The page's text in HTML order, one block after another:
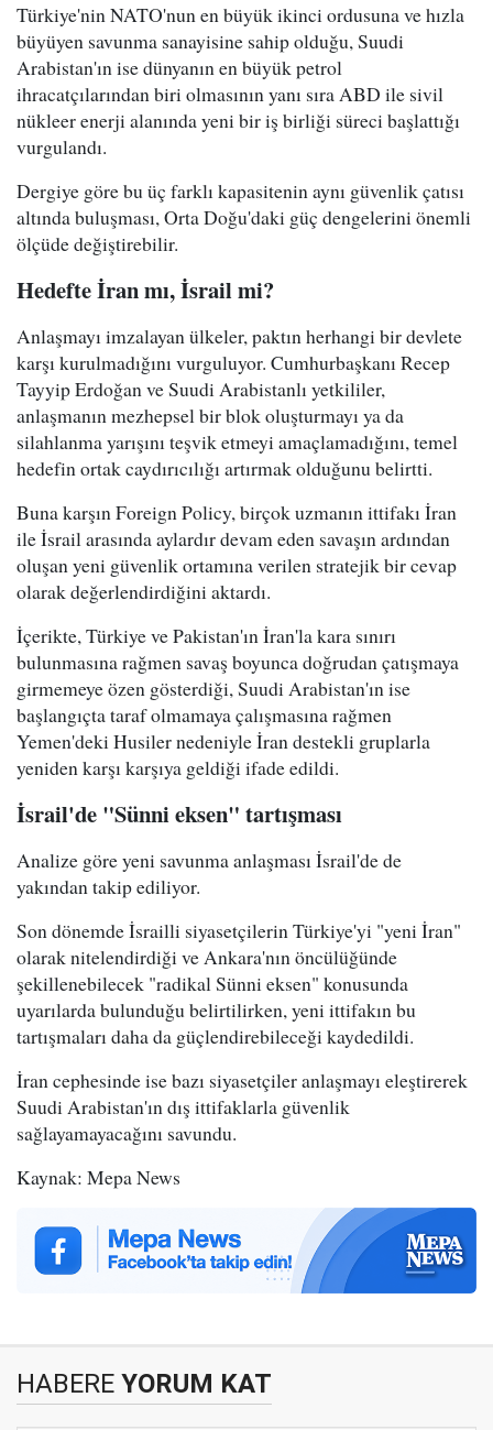
Türkiye'nin NATO'nun en büyük ikinci ordusuna ve hızla
büyüyen savunma sanayisine sahip olduğu, Suudi
Arabistan'ın ise dünyanın en büyük petrol
ihracatçılarından biri olmasının yanı sıra ABD ile sivil
nükleer enerji alanında yeni bir iş birliği süreci başlattığı
vurgulandı.
Dergiye göre bu üç farklı kapasitenin aynı güvenlik çatısı
altında buluşması, Orta Doğu'daki güç dengelerini önemli
ölçüde değiştirebilir.
Hedefte İran mı, İsrail mi?
Anlaşmayı imzalayan ülkeler, paktın herhangi bir devlete
karşı kurulmadığını vurguluyor. Cumhurbaşkanı Recep
Tayyip Erdoğan ve Suudi Arabistanlı yetkililer,
anlaşmanın mezhepsel bir blok oluşturmayı ya da
silahlanma yarışını teşvik etmeyi amaçlamadığını, temel
hedefin ortak caydırıcılığı artırmak olduğunu belirtti.
Buna karşın Foreign Policy, birçok uzmanın ittifakı İran
ile İsrail arasında aylardır devam eden savaşın ardından
oluşan yeni güvenlik ortamına verilen stratejik bir cevap
olarak değerlendirdiğini aktardı.
İçerikte, Türkiye ve Pakistan'ın İran'la kara sınırı
bulunmasına rağmen savaş boyunca doğrudan çatışmaya
girmemeye özen gösterdiği, Suudi Arabistan'ın ise
başlangıçta taraf olmamaya çalışmasına rağmen
Yemen'deki Husiler nedeniyle İran destekli gruplarla
yeniden karşı karşıya geldiği ifade edildi.
İsrail'de "Sünni eksen" tartışması
Analize göre yeni savunma anlaşması İsrail'de de
yakından takip ediliyor.
Son dönemde İsrailli siyasetçilerin Türkiye'yi "yeni İran"
olarak nitelendirdiği ve Ankara'nın öncülüğünde
şekillenebilecek "radikal Sünni eksen" konusunda
uyarılarda bulunduğu belirtilirken, yeni ittifakın bu
tartışmaları daha da güçlendirebileceği kaydedildi.
İran cephesinde ise bazı siyasetçiler anlaşmayı eleştirerek
Suudi Arabistan'ın dış ittifaklarla güvenlik
sağlayamayacağını savundu.
Kaynak: Mepa News
HABERE YORUM KAT